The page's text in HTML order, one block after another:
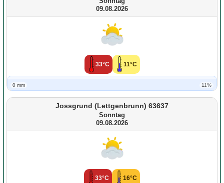
09.08.2026
33°C 11°C
0 mm 11%
Jossgrund (Lettgenbrunn) 63637
Sonntag
09.08.2026
33°C 16°C